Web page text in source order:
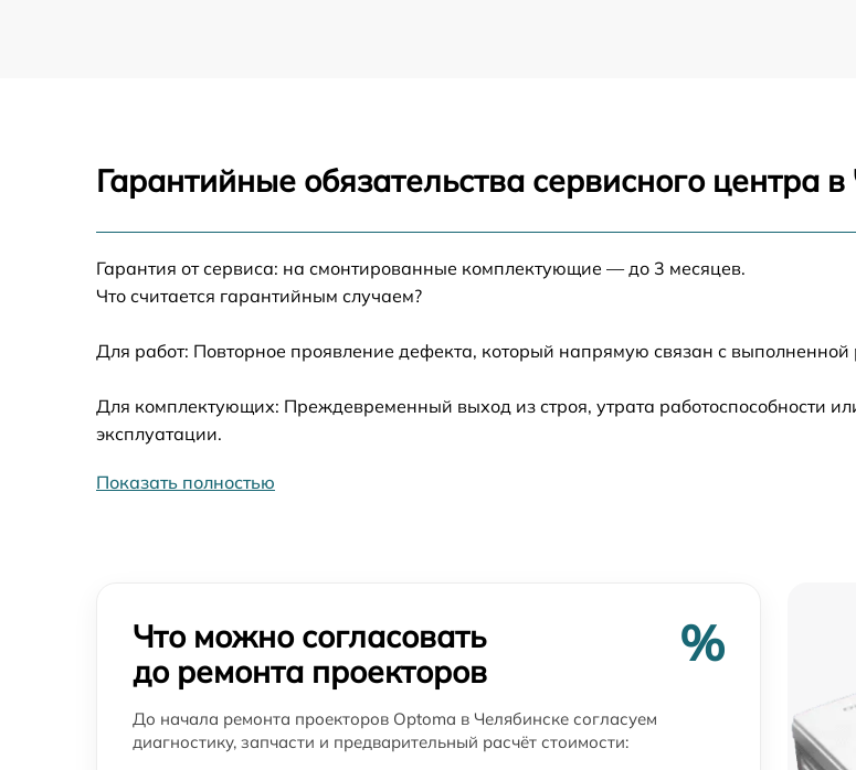
Замена балластера проектора Optoma от 60 мин
проектора Optoma
Чистка проектора проектора Optoma
Замена вентилятора системы охлаждения
проектора Optoma
Замена DMD-чипа проектора Optoma
Optoma
от 60 мин
Замена системы накала лампы проектора
Optoma
Гарантийные обязательства сервисного центра
Гарантия от сервиса: на смонтированные комплектующие — до 3 месяцев.
Что считается гарантийным случаем?
Для работ: Повторное проявление дефекта, который напрямую связан с
Для комплектующих: Преждевременный выход из строя, утрата работоспособности
эксплуатации.
Показать полностью
Что можно согласовать
до ремонта проекторов
%
До начала ремонта проекторов Optoma в Челябинске согласуем
диагностику, запчасти и предварительный расчёт стоимости: